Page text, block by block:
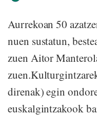
Aurrekoan 50
nuen sustatun,
zuen Aitor
direnak) egin
euskalgintzakook